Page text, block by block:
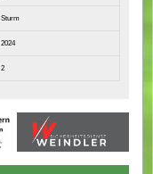
Sturm
2024
2